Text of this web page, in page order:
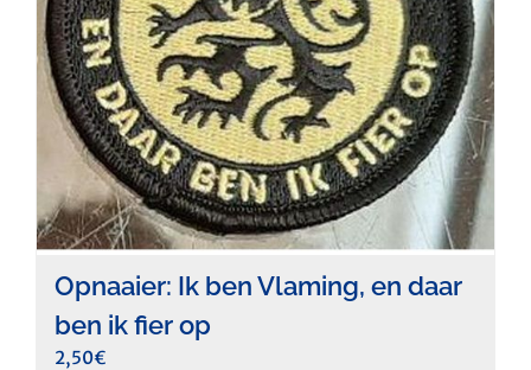
Opnaaier: Ik ben Vlaming, en daar
ben ik fier op
2,50€